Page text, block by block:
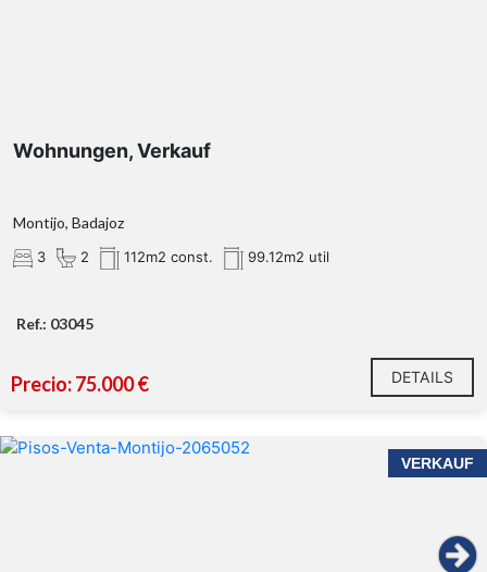
Wohnungen, Verkauf
Montijo, Badajoz
3 2 112m2 const. 99.12m2 util
Ref.: 03045
Precio: 75.000 € DETAILS
VERKAUF